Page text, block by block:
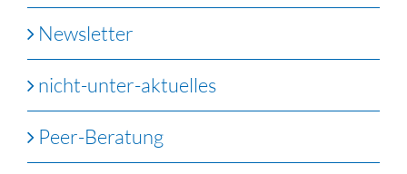
Newsletter
nicht-unter-aktuelles
Peer-Beratung